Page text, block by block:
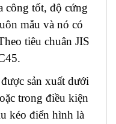
công tốt, độ cứng
mẫu và nó có
tiêu chuân JIS
sản xuất dưới
trong điều kiện
kéo điển hình là